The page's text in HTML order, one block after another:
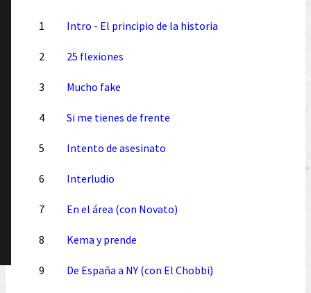
1 Intro - El principio de la historia
2 25 flexiones
3 Mucho fake
4 Si me tienes de frente
5 Intento de asesinato
6 Interludio
7 En el área (con Novato)
8 Kema y prende
9 De España a NY (con El Chobbi)